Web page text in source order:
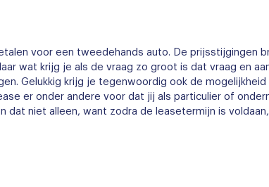
voor een tweedehands auto. De prijsstijgingen
wat krijg je als de vraag zo groot is dat vraag en
Gelukkig krijg je tegenwoordig ook de mogelijkheid
er onder andere voor dat jij als particulier of
dat niet alleen, want zodra de leasetermijn is